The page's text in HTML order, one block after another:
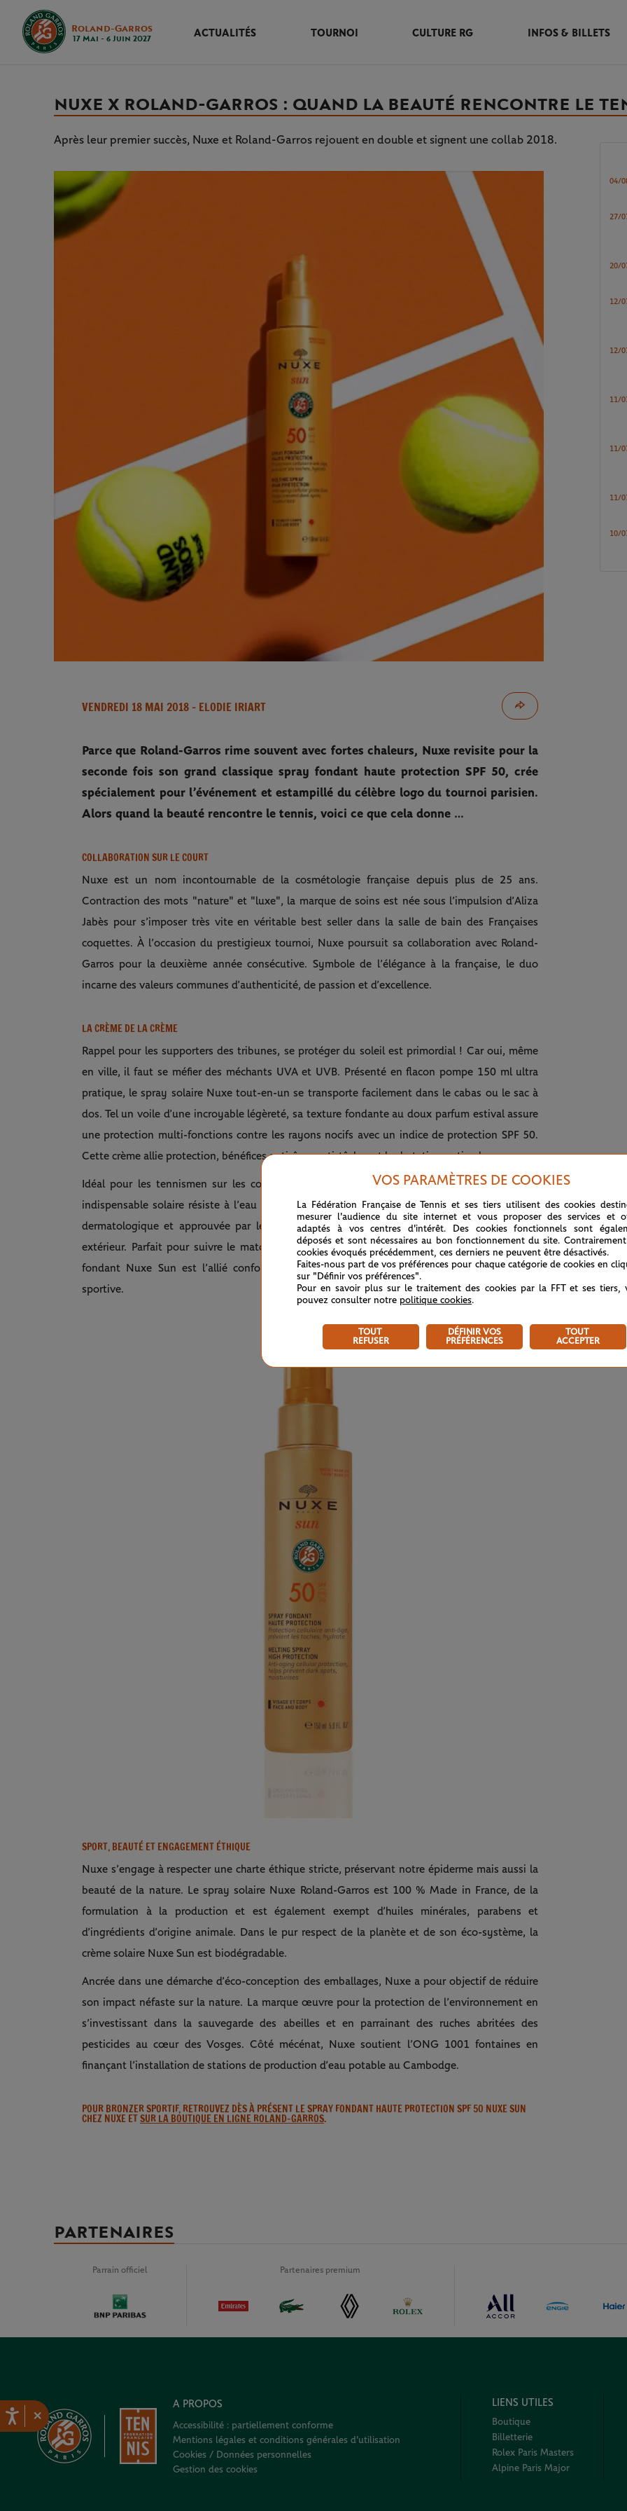
×
Roland-Garros
17 Mai - 6 Juin 2027
ACTUALITÉS TOURNOI CULTURE RG INFOS & BILLETS
NUXE X ROLAND-GARROS : QUAND LA BEAUTÉ RENCONTRE LE
Après leur premier succès, Nuxe et Roland-Garros rejouent en double et signent une collab 2018.
VENDREDI 18 MAI 2018 - ELODIE IRIART
Parce que Roland-Garros rime souvent avec fortes chaleurs, Nuxe revisite pour la
seconde fois son grand classique spray fondant haute protection SPF 50, crée
spécialement pour l’événement et estampillé du célèbre logo du tournoi parisien.
Alors quand la beauté rencontre le tennis, voici ce que cela donne …
COLLABORATION SUR LE COURT
Nuxe est un nom incontournable de la cosmétologie française depuis plus de 25 ans.
Contraction des mots "nature" et "luxe", la marque de soins est née sous l’impulsion d’Aliza
Jabès pour s’imposer très vite en véritable best seller dans la salle de bain des Françaises
coquettes. À l’occasion du prestigieux tournoi, Nuxe poursuit sa collaboration avec Roland-
Garros pour la deuxième année consécutive. Symbole de l’élégance à la française, le duo
incarne des valeurs communes d’authenticité, de passion et d’excellence.
LA CRÈME DE LA CRÈME
Rappel pour les supporters des tribunes, se protéger du soleil est primordial ! Car oui, même
en ville, il faut se méfier des méchants UVA et UVB. Présenté en flacon pompe 150 ml ultra
pratique, le spray solaire Nuxe tout-en-un se transporte facilement dans le cabas ou le sac à
dos. Tel un voile d’une incroyable légèreté, sa texture fondante au doux parfum estival assure
une protection multi-fonctions contre les rayons nocifs avec un indice de protection SPF 50.
Cette crème allie protection, bénéfices anti-âge, anti-tâches et hydratation optimale.
Idéal pour les tennismen sur les courts comme pour les spectateurs dans les gradins, cet
indispensable solaire résiste à l’eau et à la transpiration. Une efficacité testée sous contrôle
dermatologique et approuvée par les sportifs pratiquant une activité physique intense en
extérieur. Parfait pour suivre le match sans risquer de ressembler à un toast grillé, le spray
fondant Nuxe Sun est l’allié confort et cocooning par excellence durant cette quinzaine
sportive.
SPORT, BEAUTÉ ET ENGAGEMENT ÉTHIQUE
Nuxe s’engage à respecter une charte éthique stricte, préservant notre épiderme mais aussi la
beauté de la nature. Le spray solaire Nuxe Roland-Garros est 100 % Made in France, de la
formulation à la production et est également exempt d’huiles minérales, parabens et
d’ingrédients d’origine animale. Dans le pur respect de la planète et de son éco-système, la
crème solaire Nuxe Sun est biodégradable.
Ancrée dans une démarche d’éco-conception des emballages, Nuxe a pour objectif de réduire
son impact néfaste sur la nature. La marque œuvre pour la protection de l’environnement en
s’investissant dans la sauvegarde des abeilles et en parrainant des ruches abritées des
pesticides au cœur des Vosges. Côté mécénat, Nuxe soutient l’ONG 1001 fontaines en
finançant l’installation de stations de production d’eau potable au Cambodge.
POUR BRONZER SPORTIF, RETROUVEZ DÈS À PRÉSENT LE SPRAY FONDANT HAUTE PROTECTION SPF 50 NUXE SUN
CHEZ NUXE ETSUR LA BOUTIQUE EN LIGNE ROLAND-GARROS.
04/
27/
20/
12/
12/
11/
11/
11/
10/
PARTENAIRES
Parrain officiel Partenaires premium
A PROPOS
Accessibilité : partiellement conforme
Mentions légales et conditions générales d'utilisation
Cookies / Données personnelles
Gestion des cookies
LIENS UTILES
Boutique
Billetterie
Rolex Paris Masters
Alpine Paris Major
VOS PARAMÈTRES DE COOKIES
La Fédération Française de Tennis et ses tiers utilisent des cookies
mesurer l'audience du site internet et vous proposer des services et
adaptés à vos centres d'intérêt. Des cookies fonctionnels sont
déposés et sont nécessaires au bon fonctionnement du site.
cookies évoqués précédemment, ces derniers ne peuvent être désactivés.
Faites-nous part de vos préférences pour chaque catégorie de cookies en
sur "Définir vos préférences".
Pour en savoir plus sur le traitement des cookies par la FFT et ses tiers,
pouvez consulter notre politique cookies.
TOUT
REFUSER
DÉFINIR VOS
PRÉFÉRENCES
TOUT
ACCEPTER